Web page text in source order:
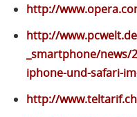
http://
http://
_smartphone/
iphone-und-safari-
http://